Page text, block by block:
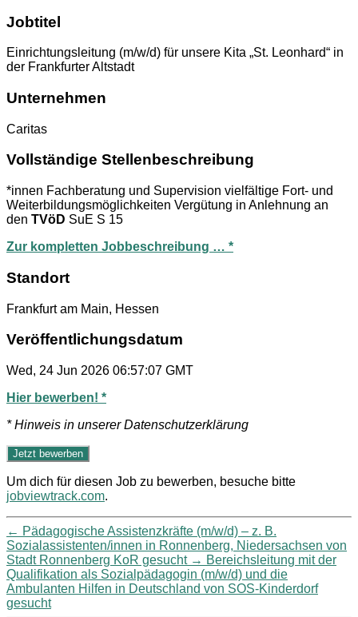
Jobtitel
Einrichtungsleitung (m/w/d) für unsere Kita „St. Leonhard“ in
der Frankfurter Altstadt
Unternehmen
Caritas
Vollständige Stellenbeschreibung
*innen Fachberatung und Supervision vielfältige Fort- und
Weiterbildungsmöglichkeiten Vergütung in Anlehnung an
den TVöD SuE S 15
Zur kompletten Jobbeschreibung … *
Standort
Frankfurt am Main, Hessen
Veröffentlichungsdatum
Wed, 24 Jun 2026 06:57:07 GMT
Hier bewerben! *
* Hinweis in unserer Datenschutzerklärung
Um dich für diesen Job zu bewerben, besuche bitte
jobviewtrack.com.
← Pädagogische Assistenzkräfte (m/w/d) – z. B.
Sozialassistenten/innen in Ronnenberg, Niedersachsen von
Stadt Ronnenberg KoR gesucht → Bereichsleitung mit der
Qualifikation als Sozialpädagogin (m/w/d) und die
Ambulanten Hilfen in Deutschland von SOS-Kinderdorf
gesucht